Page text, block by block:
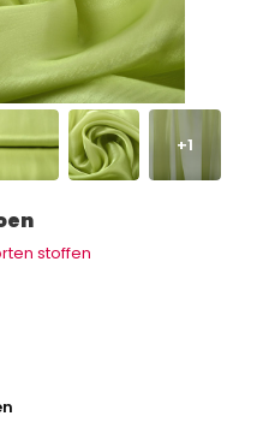
+1
stoffen